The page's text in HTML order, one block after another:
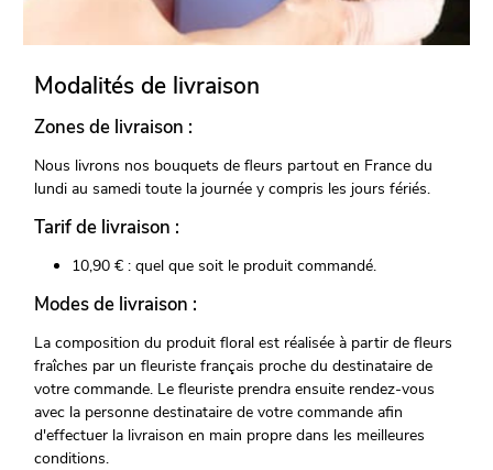
Modalités de livraison
Zones de livraison :
Nous livrons nos bouquets de fleurs partout en France du
lundi au samedi toute la journée y compris les jours fériés.
Tarif de livraison :
10,90 € : quel que soit le produit commandé.
Modes de livraison :
La composition du produit floral est réalisée à partir de fleurs
fraîches par un fleuriste français proche du destinataire de
votre commande. Le fleuriste prendra ensuite rendez-vous
avec la personne destinataire de votre commande afin
d'effectuer la livraison en main propre dans les meilleures
conditions.